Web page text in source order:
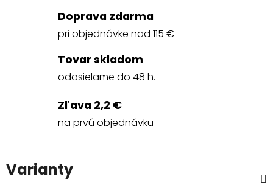
Doprava zdarma
pri objednávke nad 115 €
Tovar skladom
odosielame do 48 h.
Zľava 2,2 €
na prvú objednávku
Varianty